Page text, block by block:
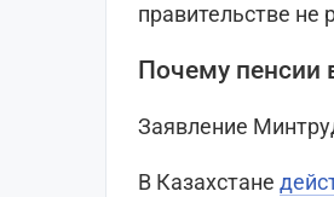
правительстве не
Почему пенсии
Заявление
В Казахстане